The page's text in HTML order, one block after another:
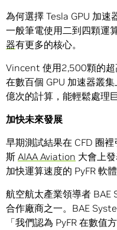
為何選擇 Tesla GPU 加速
一般筆電使用二到四顆運
器有更多的核心。
Vincent 使用2,500顆的超
在數百個 GPU 加速器叢
億次的計算，能輕鬆處理
加快未來發展
早期測試結果在 CFD 圈
斯 AIAA Aviation 大會上
加快運算速度的 PyFR 軟
航空航太產業領導者 BAE
合作廠商之一。BAE
「我們認為 PyFR 在數值